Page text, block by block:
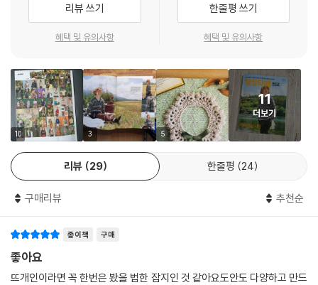
리뷰 쓰기
혜택 및 유의사항
한줄평 쓰기
혜택 및 유의사항
10 3 5
11
더보기
리뷰 29 한줄평 24
구매리뷰 추천순
종이책 구매
좋아요
뜨개인이라면 꼭 한번은 봤을 법한 잡지인 것 같아요도안도 다양하고 만드